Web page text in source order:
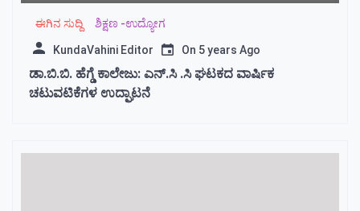
ಈಗಿನ ಸುದ್ದಿ ಶಿಕ್ಷಣ -ಉದ್ಯೋಗ
KundaVahini Editor On 5 years Ago
ಡಾ.ಬಿ.ಬಿ. ಹೆಗ್ಡೆ ಕಾಲೇಜು: ಎನ್.ಸಿ .ಸಿ ಘಟಕದ‌ ವಾರ್ಷಿಕ
ಚಟುವಟಿಕೆಗಳ ಉದ್ಘಾಟನೆ